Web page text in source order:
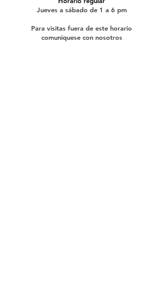
Jueves a sábado de 1 a 6 pm
Para visitas fuera de este horario
comuniquese con nosotros